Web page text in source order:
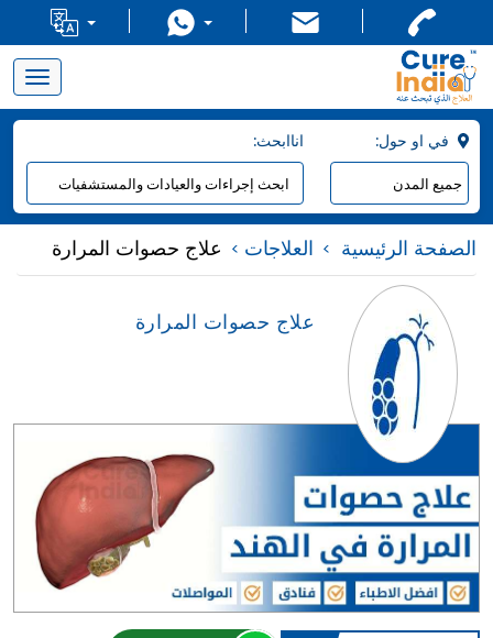
Toggle
navigation
:اناابحث
الصفحة الرئيسية العلاجات علاج حصوات المرارة
علاج حصوات المرارة